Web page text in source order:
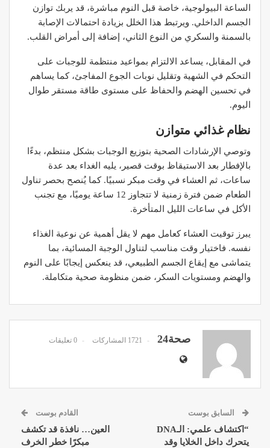
الساعة البيولوجية، خاصة قبل النوم مباشرة، قد يربك توازن
الجسم الداخلي. ويرتبط هذا الخلل بزيادة احتمالات الإصابة
بالسمنة والسكري من النوع الثاني، إضافة إلى أمراض القلب.
في المقابل، يساعد الالتزام بمواعيد منتظمة للوجبات على
التحكم في الشهية وتقليل نوبات الجوع المفاجئ، كما يساهم
في تحسين الهضم والحفاظ على مستوى طاقة مستقر طوال
اليوم.
نظام غذائي متوازن
وتوصي الإرشادات الصحية بتوزيع الوجبات بشكل منتظم، بدءًا
بالإفطار بعد الاستيقاظ بوقت قصير، يليه الغداء بعد عدة
ساعات، ثم العشاء في وقت مبكر نسبيًا. كما يُنصح بحصر تناول
الطعام ضمن فترة زمنية لا تتجاوز 12 ساعة يوميًا، مع تجنب
الأكل في ساعات الليل المتأخرة.
يبرز توقيت العشاء كعامل مهم لا يقل أهمية عن نوعية الغذاء
نفسه. فاختيار وقت مناسب لتناول الوجبة المسائية، بما
يتماشى مع إيقاع الجسم الطبيعي، قد ينعكس إيجابًا على النوم
والهضم ومستويات السكر، ضمن منظومة صحية متكاملة.
صحة24 1721 المشاركات 0 تعليقات
السابق بوست
“اكتشاف علمي: الـDNA
يتحرك داخل الخلايا وقد
القادم بوست
العين… نافذة قد تكشف
مبكرًا خطر الخرف